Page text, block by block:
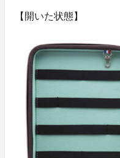
【開いた状態】